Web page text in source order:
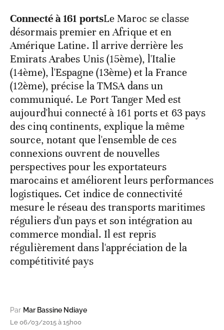
Connecté à 161 portsLe Maroc se classe
désormais premier en Afrique et en
Amérique Latine. Il arrive derrière les
Emirats Arabes Unis (15ème), l'Italie
(14ème), l'Espagne (13ème) et la France
(12ème), précise la TMSA dans un
communiqué. Le Port Tanger Med est
aujourd'hui connecté à 161 ports et 63 pays
des cinq continents, explique la même
source, notant que l'ensemble de ces
connexions ouvrent de nouvelles
perspectives pour les exportateurs
marocains et améliorent leurs performances
logistiques. Cet indice de connectivité
mesure le réseau des transports maritimes
réguliers d'un pays et son intégration au
commerce mondial. Il est repris
régulièrement dans l'appréciation de la
compétitivité pays
Par Mar Bassine Ndiaye
Le 06/03/2015 à 15h00